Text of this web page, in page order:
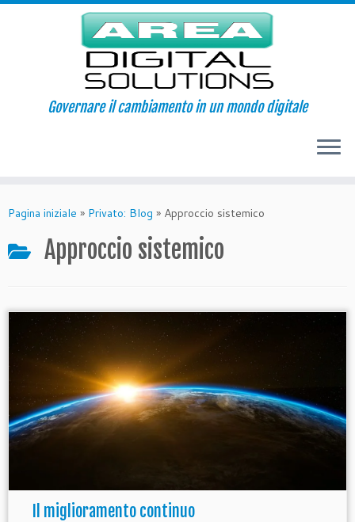
Governare il cambiamento in un mondo digitale
Pagina iniziale » Privato: Blog » Approccio sistemico
Approccio sistemico
Il miglioramento continuo